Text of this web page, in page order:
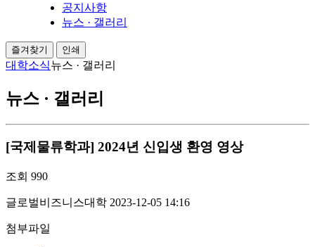
공지사항
뉴스 · 갤러리
즐겨찾기 인쇄
대학소식뉴스 · 갤러리
뉴스 · 갤러리
[국제물류학과] 2024년 신입생 환영 영상
조회 990
글로벌비즈니스대학 2023-12-05 14:16
첨부파일